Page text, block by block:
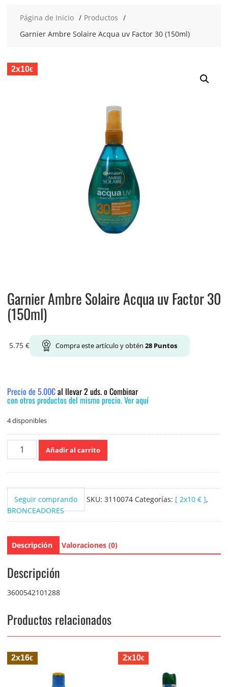
Página de Inicio
Productos
Garnier Ambre Solaire Acqua uv Factor 30 (150ml)
2x10€
Garnier Ambre Solaire Acqua uv Factor 30
(150ml)
5.75 € Compra este artículo y obtén 28Puntos
Precio de 5.00€al llevar 2 uds. o Combinar
con otros productos del mismo precio. Ver aquí
4 disponibles
Garnier
Ambre
uv
Factor
30
(150ml)
cantidad
Añadir al carrito
Seguir comprando SKU: 3110074 Categorías: [ 2x10 € ],
BRONCEADORES
Descripción Valoraciones (0)
Descripción
3600542101288
Productos relacionados
2x16€ 2x10€